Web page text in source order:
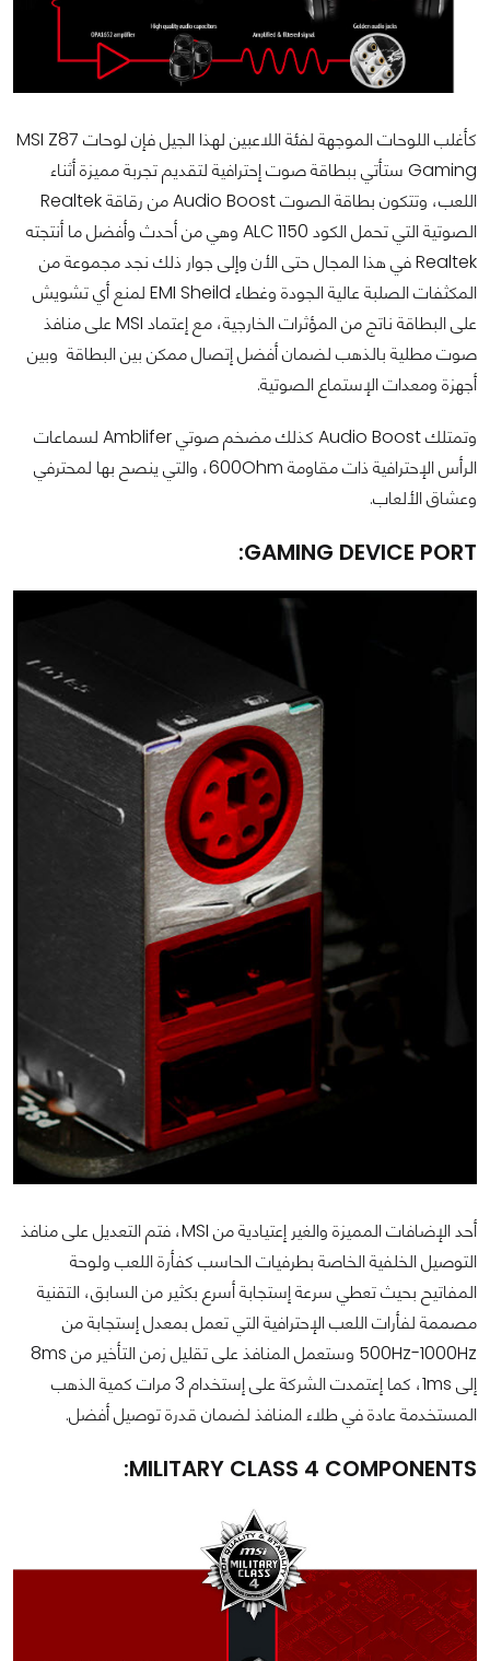
كأغلب اللوحات الموجهة لفئة اللاعبين لهذا الجيل فإن لوحات MSI Z87
Gaming ستأتي ببطاقة صوت إحترافية لتقديم تجربة مميزة أثناء
اللعب، وتتكون بطاقة الصوت Audio Boost من رقاقة Realtek
الصوتية التي تحمل الكود ALC 1150 وهي من أحدث وأفضل ما أنتجته
Realtek في هذا المجال حتى الأن وإلى جوار ذلك نجد مجموعة من
المكثفات الصلبة عالية الجودة وغطاء EMI Sheild لمنع أي تشويش
على البطاقة ناتج من المؤثرات الخارجية، مع إعتماد MSI على منافذ
صوت مطلية بالذهب لضمان أفضل إتصال ممكن بين البطاقة وبين
أجهزة ومعدات الإستماع الصوتية.
وتمتلك Audio Boost كذلك مضخم صوتي Amblifer لسماعات
الرأس الإحترافية ذات مقاومة 600Ohm، والتي ينصح بها لمحترفي
وعشاق الألعاب.
GAMING DEVICE PORT:
أحد الإضافات المميزة والغير إعتيادية من MSI، فتم التعديل على منافذ
التوصيل الخلفية الخاصة بطرفيات الحاسب كفأرة اللعب ولوحة
المفاتيح بحيث تعطي سرعة إستجابة أسرع بكثير من السابق، التقنية
مصممة لفأرات اللعب الإحترافية التي تعمل بمعدل إستجابة من
500Hz-1000Hz وستعمل المنافذ على تقليل زمن التأخير من 8ms
إلى 1ms، كما إعتمدت الشركة على إستخدام 3 مرات كمية الذهب
المستخدمة عادة في طلاء المنافذ لضمان قدرة توصيل أفضل.
MILITARY CLASS 4 COMPONENTS: